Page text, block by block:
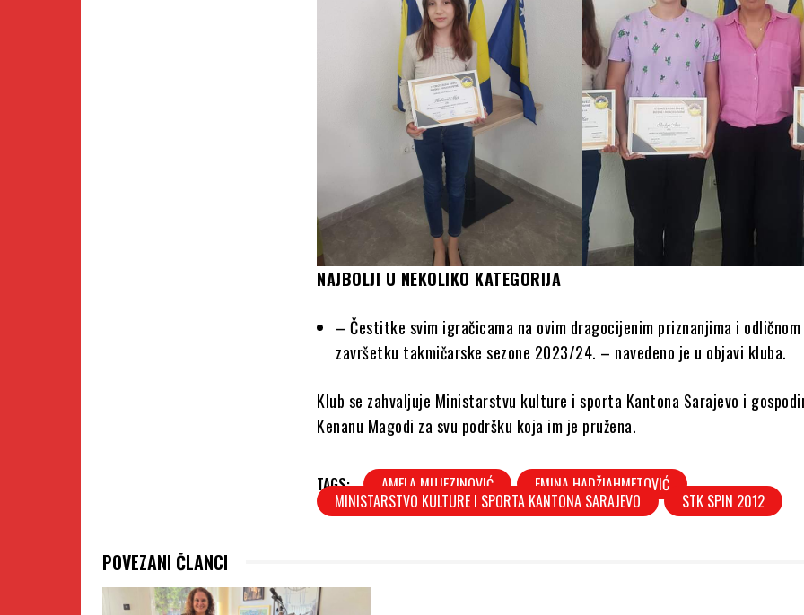
NAJBOLJI U NEKOLIKO KATEGORIJA
– Čestitke svim igračicama na ovim dragocijenim priznanjima i odličnom
završetku takmičarske sezone 2023/24. – navedeno je u objavi kluba.
Klub se zahvaljuje Ministarstvu kulture i sporta Kantona Sarajevo i
Kenanu Magodi za svu podršku koja im je pružena.
TAGS: AMELA MUJEZINOVIĆ EMINA HADŽIAHMETOVIĆ
MINISTARSTVO KULTURE I SPORTA KANTONA SARAJEVO STK SPIN 2012
POVEZANI ČLANCI